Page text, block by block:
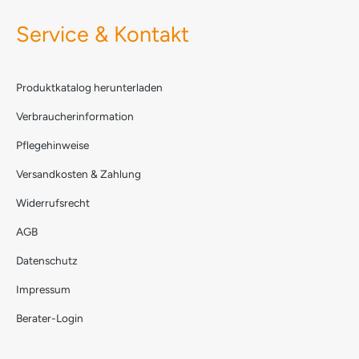
Service & Kontakt
Produktkatalog herunterladen
Verbraucherinformation
Pflegehinweise
Versandkosten & Zahlung
Widerrufsrecht
AGB
Datenschutz
Impressum
Berater-Login